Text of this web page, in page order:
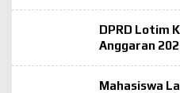
DPRD Lotim
Anggaran
Mahasiswa